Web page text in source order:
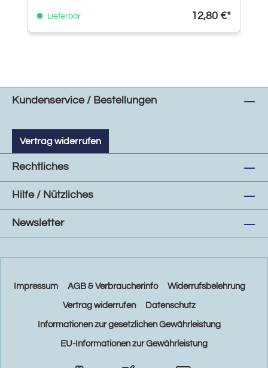
Lieferbar 12,80 €*
Kundenservice / Bestellungen
Vertrag widerrufen
Rechtliches
Hilfe / Nützliches
Newsletter
Impressum AGB & Verbraucherinfo Widerrufsbelehrung
Vertrag widerrufen Datenschutz
Informationen zur gesetzlichen Gewährleistung
EU-Informationen zur Gewährleistung